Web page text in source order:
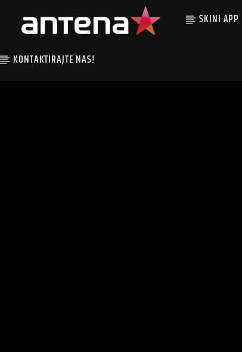
SKINI APP
KONTAKTIRAJTE NAS!